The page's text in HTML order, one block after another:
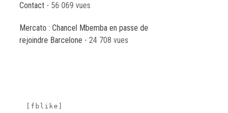
Contact - 56 069 vues
Mercato : Chancel Mbemba en passe de
rejoindre Barcelone - 24 708 vues
[fblike]